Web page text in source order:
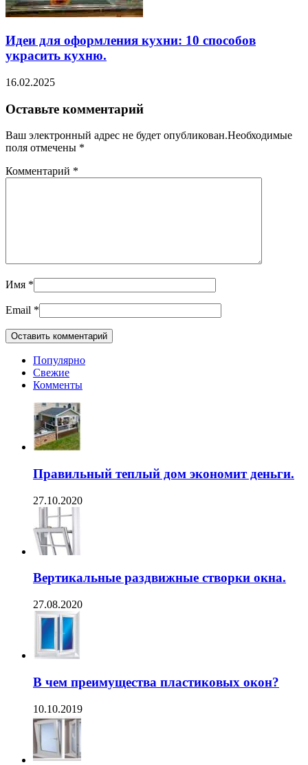
Идеи для оформления кухни: 10 способов
украсить кухню.
16.02.2025
Оставьте комментарий
Ваш электронный адрес не будет опубликован.Необходимые
поля отмечены *
Комментарий *
Имя *
Email *
Популярно
Свежие
Комменты
Правильный теплый дом экономит деньги.
27.10.2020
Вертикальные раздвижные створки окна.
27.08.2020
В чем преимущества пластиковых окон?
10.10.2019